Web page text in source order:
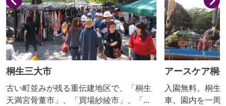
三大市
並みが残る重伝建地区で、「桐生
骨董市」、「買場紗綾市」、「桐
アースケア桐生が
入園無料。桐生のま
車、園内を一周する